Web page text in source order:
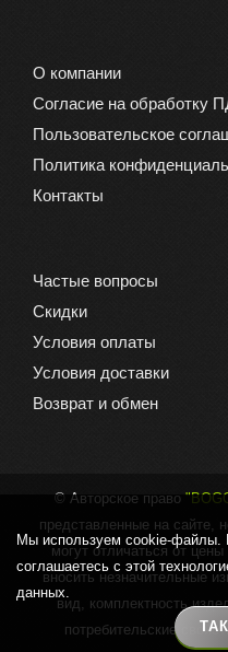
О компании
Согласие на обработку
Пользовательское
Политика
Контакты
Частые вопросы
Скидки
Условия оплаты
Условия доставки
Возврат и обмен
© Авторское право
представленные на сайте,
могут отличаться от
вносить незначительные
вид, комплектность
потребительские
Мы используем cookie-файлы.
соглашаетесь с этой
данных.